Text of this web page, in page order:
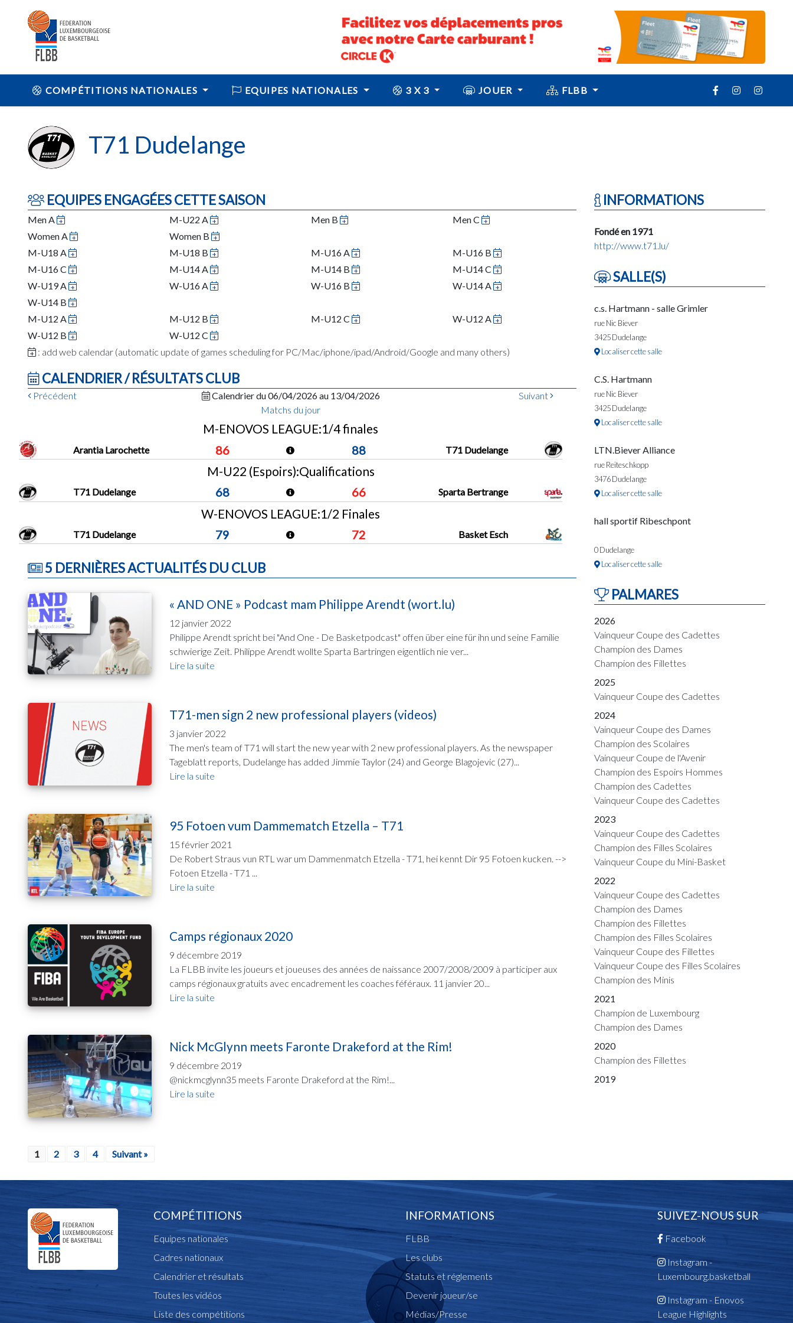
COMPÉTITIONS NATIONALES EQUIPES NATIONALES 3 X 3 JOUER FLBB
T71 Dudelange
EQUIPES ENGAGÉES CETTE SAISON
Men A M-U22 A Men B
Men C
Women A
Women B
M-U18 A
M-U18 B M-U16 A
M-U16 B
M-U16 C
M-U14 A M-U14 B
M-U14 C
W-U19 A
W-U16 A W-U16 B
W-U14 A
W-U14 B
M-U12 A
M-U12 B M-U12 C
W-U12 A
W-U12 B
W-U12 C
: add web calendar (automatic update of games scheduling for PC/Mac/iphone/ipad/Android/Google and many others)
CALENDRIER / RÉSULTATS CLUB
Précédent Calendrier du 06/04/2026 au 13/04/2026
Suivant
Matchs du jour
M-ENOVOS LEAGUE:1/4 finales
Arantia Larochette 86 88 T71 Dudelange
M-U22 (Espoirs):Qualifications
T71 Dudelange 68 66 Sparta Bertrange
W-ENOVOS LEAGUE:1/2 Finales
T71 Dudelange 79 72 Basket Esch
5 DERNIÈRES ACTUALITÉS DU CLUB
« AND ONE » Podcast mam Philippe Arendt (wort.lu)
12 janvier 2022
Philippe Arendt spricht bei "And One - De Basketpodcast" offen über eine für ihn und seine Familie
schwierige Zeit. Philippe Arendt wollte Sparta Bartringen eigentlich nie ver...
Lire la suite
T71-men sign 2 new professional players (videos)
3 janvier 2022
The men's team of T71 will start the new year with 2 new professional players. As the newspaper
Tageblatt reports, Dudelange has added Jimmie Taylor (24) and George Blagojevic (27)...
Lire la suite
95 Fotoen vum Dammematch Etzella – T71
15 février 2021
De Robert Straus vun RTL war um Dammenmatch Etzella - T71, hei kennt Dir 95 Fotoen kucken. -->
Fotoen Etzella - T71 ...
Lire la suite
Camps régionaux 2020
9 décembre 2019
La FLBB invite les joueurs et joueuses des années de naissance 2007/2008/2009 à participer aux
camps régionaux gratuits avec encadrement les coaches féféraux. 11 janvier 20...
Lire la suite
Nick McGlynn meets Faronte Drakeford at the Rim!
9 décembre 2019
@nickmcglynn35 meets Faronte Drakeford at the Rim!...
Lire la suite
1 2 3 4 Suivant »
INFORMATIONS
Fondé en 1971
http://www.t71.lu/
SALLE(S)
c.s. Hartmann - salle Grimler
rue Nic Biever
3425 Dudelange
Localiser cette salle
C.S. Hartmann
rue Nic Biever
3425 Dudelange
Localiser cette salle
LTN.Biever Alliance
rue Reiteschkopp
3476 Dudelange
Localiser cette salle
hall sportif Ribeschpont
0 Dudelange
Localiser cette salle
PALMARES
2026
Vainqueur Coupe des Cadettes
Champion des Dames
Champion des Fillettes
2025
Vainqueur Coupe des Cadettes
2024
Vainqueur Coupe des Dames
Champion des Scolaires
Vainqueur Coupe de l'Avenir
Champion des Espoirs Hommes
Champion des Cadettes
Vainqueur Coupe des Cadettes
2023
Vainqueur Coupe des Cadettes
Champion des Filles Scolaires
Vainqueur Coupe du Mini-Basket
2022
Vainqueur Coupe des Cadettes
Champion des Dames
Champion des Fillettes
Champion des Filles Scolaires
Vainqueur Coupe des Fillettes
Vainqueur Coupe des Filles Scolaires
Champion des Minis
2021
Champion de Luxembourg
Champion des Dames
2020
Champion des Fillettes
2019
Vainqueur Coupe des Fillettes
2017
Champion des Cadettes
Vainqueur Coupe des Cadettes
2016
Vainqueur Coupe des Filles Scolaires
Champion des Filles Scolaires
COMPÉTITIONS
Equipes nationales
Cadres nationaux
Calendrier et résultats
Toutes les vidéos
Liste des compétitions
INFORMATIONS
FLBB
Les clubs
Statuts et réglements
Devenir joueur/se
Médias/Presse
SUIVEZ-NOUS SUR
Facebook
Instagram -
Luxembourg.basketball
Instagram - Enovos
League Highlights